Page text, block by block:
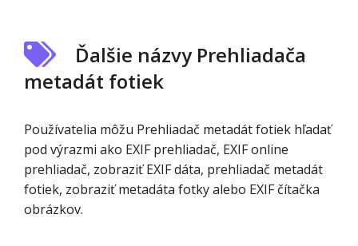
Ďalšie názvy Prehliadača
metadát fotiek
Používatelia môžu Prehliadač metadát fotiek hľadať
pod výrazmi ako EXIF prehliadač, EXIF online
prehliadač, zobraziť EXIF dáta, prehliadač metadát
fotiek, zobraziť metadáta fotky alebo EXIF čítačka
obrázkov.